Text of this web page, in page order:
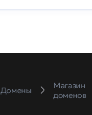
Домены
Магазин
доменов